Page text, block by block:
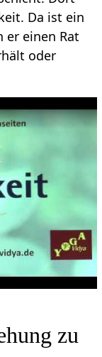
Da ist ein
er einen Rat
oder
zu